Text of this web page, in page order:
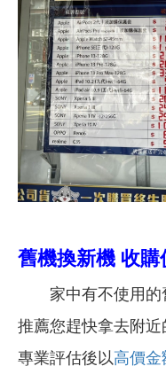
舊機換新機 收購
家中有不使用的
推薦您趕快拿去附
專業評估後以高價金